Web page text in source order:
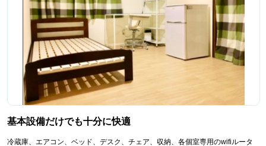
基本設備だけでも十分に快適
冷蔵庫、エアコン、ベッド、デスク、チェア、収納、各個室専用のwifiルータ